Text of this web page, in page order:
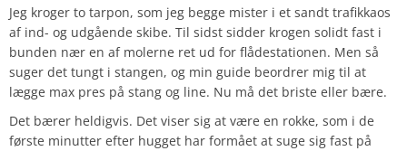
Jeg kroger to tarpon, som jeg begge mister i et sandt trafikkaos
af ind- og udgående skibe. Til sidst sidder krogen solidt fast i
bunden nær en af molerne ret ud for flådestationen. Men så
suger det tungt i stangen, og min guide beordrer mig til at
lægge max pres på stang og line. Nu må det briste eller bære.
Det bærer heldigvis. Det viser sig at være en rokke, som i de
første minutter efter hugget har formået at suge sig fast på